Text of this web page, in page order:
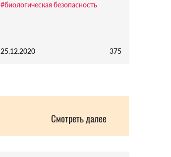
#биологическая безопасность
25.12.2020 375
Смотреть далее